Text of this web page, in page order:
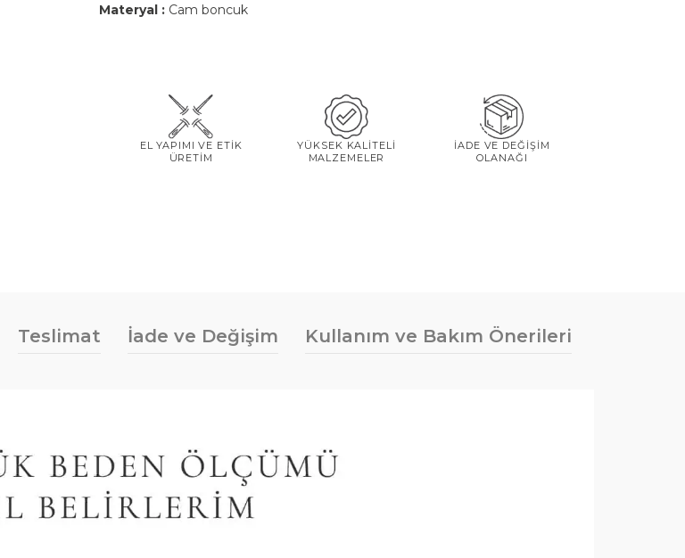
Materyal : Cam boncuk
EL YAPIMI VE ETİK
ÜRETİM
YÜKSEK KALİTELİ
MALZEMELER
İADE VE DEĞİŞİM
OLANAĞI
Teslimat İade ve Değişim Kullanım ve Bakım Önerileri